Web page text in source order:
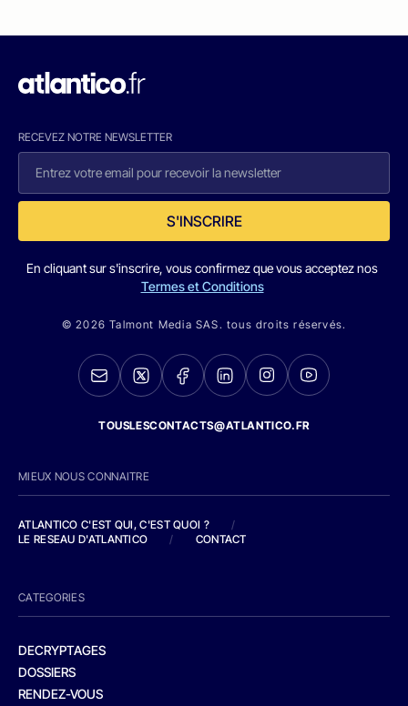
RECEVEZ NOTRE NEWSLETTER
S'INSCRIRE
En cliquant sur s'inscrire, vous confirmez que vous acceptez nos
Termes et Conditions
© 2026 Talmont Media SAS. tous droits réservés.
TOUSLESCONTACTS@ATLANTICO.FR
MIEUX NOUS CONNAITRE
ATLANTICO C'EST QUI, C'EST QUOI ?
/
LE RESEAU D'ATLANTICO
/ CONTACT
CATEGORIES
DECRYPTAGES
DOSSIERS
RENDEZ-VOUS